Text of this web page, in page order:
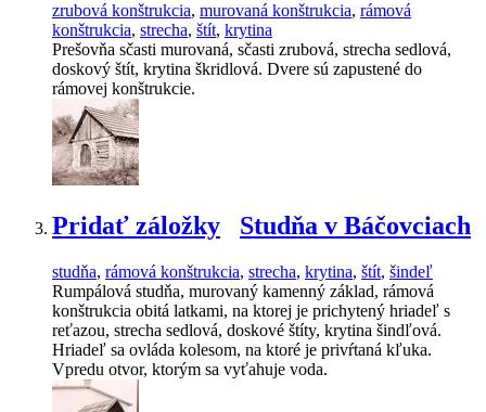
zrubová konštrukcia, murovaná konštrukcia, rámová
konštrukcia, strecha, štít, krytina
Prešovňa sčasti murovaná, sčasti zrubová, strecha sedlová,
doskový štít, krytina škridlová. Dvere sú zapustené do
rámovej konštrukcie.
Pridať záložky Studňa v Báčovciach
studňa, rámová konštrukcia, strecha, krytina, štít, šindeľ
Rumpálová studňa, murovaný kamenný základ, rámová
konštrukcia obitá latkami, na ktorej je prichytený hriadeľ s
reťazou, strecha sedlová, doskové štíty, krytina šindľová.
Hriadeľ sa ovláda kolesom, na ktoré je privŕtaná kľuka.
Vpredu otvor, ktorým sa vyťahuje voda.